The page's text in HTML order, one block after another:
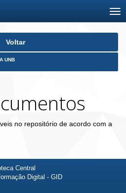
Voltar
UNB
no repositório de acordo com a
Central
Digital - GID